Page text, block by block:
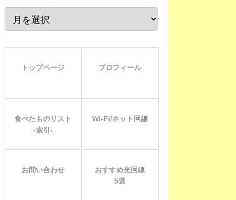
トップページ プロフィール
食べたものリスト
-索引-
Wi-Fi/ネット回線
お問い合わせ
おすすめ光回線
5選